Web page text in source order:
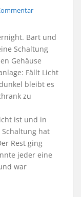
Bart und
Schaltung
Gehäuse
Fällt Licht
bleibt es
zu
ist und in
hat
Rest ging
jeder eine
war